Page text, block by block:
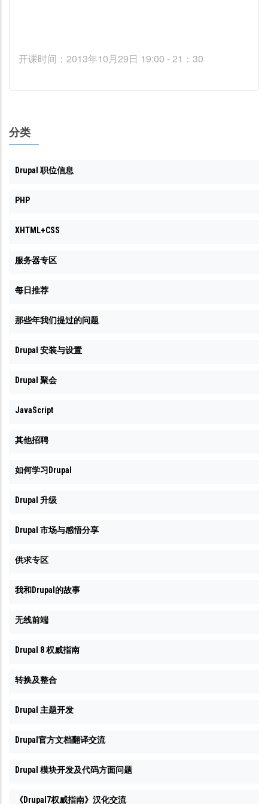
开课时间：2013年10月29日 19:00 - 21：30
分类
Drupal 职位信息
PHP
XHTML+CSS
服务器专区
每日推荐
那些年我们提过的问题
Drupal 安装与设置
Drupal 聚会
JavaScript
其他招聘
如何学习Drupal
Drupal 升级
Drupal 市场与感悟分享
供求专区
我和Drupal的故事
无线前端
Drupal 8 权威指南
转换及整合
Drupal 主题开发
Drupal官方文档翻译交流
Drupal 模块开发及代码方面问题
《Drupal7权威指南》汉化交流